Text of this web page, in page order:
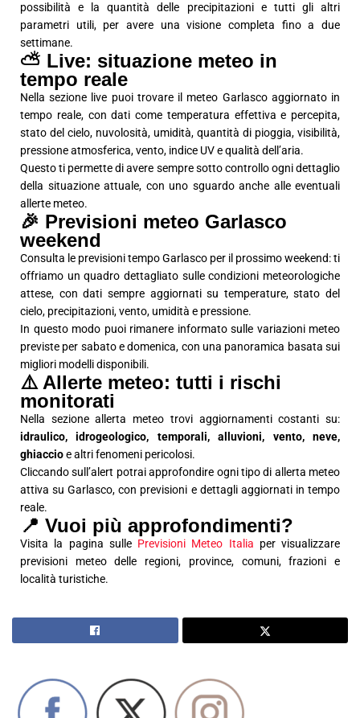
possibilità e la quantità delle precipitazioni e tutti gli altri
parametri utili, per avere una visione completa fino a due
settimane.
⛅ Live: situazione meteo in
tempo reale
Nella sezione live puoi trovare il meteo Garlasco aggiornato in
tempo reale, con dati come temperatura effettiva e percepita,
stato del cielo, nuvolosità, umidità, quantità di pioggia, visibilità,
pressione atmosferica, vento, indice UV e qualità dell’aria.
Questo ti permette di avere sempre sotto controllo ogni dettaglio
della situazione attuale, con uno sguardo anche alle eventuali
allerte meteo.
🎉 Previsioni meteo Garlasco
weekend
Consulta le previsioni tempo Garlasco per il prossimo weekend: ti
offriamo un quadro dettagliato sulle condizioni meteorologiche
attese, con dati sempre aggiornati su temperature, stato del
cielo, precipitazioni, vento, umidità e pressione.
In questo modo puoi rimanere informato sulle variazioni meteo
previste per sabato e domenica, con una panoramica basata sui
migliori modelli disponibili.
⚠️ Allerte meteo: tutti i rischi
monitorati
Nella sezione allerta meteo trovi aggiornamenti costanti su:
idraulico, idrogeologico, temporali, alluvioni, vento, neve,
ghiaccioe altri fenomeni pericolosi.
Cliccando sull’alert potrai approfondire ogni tipo di allerta meteo
attiva su Garlasco, con previsioni e dettagli aggiornati in tempo
reale.
📍 Vuoi più approfondimenti?
Visita la pagina sulle Previsioni Meteo Italia per visualizzare
previsioni meteo delle regioni, province, comuni, frazioni e
località turistiche.